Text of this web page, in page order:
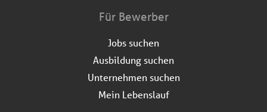
Für Bewerber
Jobs suchen
Ausbildung suchen
Unternehmen suchen
Mein Lebenslauf